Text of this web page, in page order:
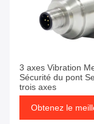
3 axes Vibration
Sécurité du pont
trois axes
Obtenez le